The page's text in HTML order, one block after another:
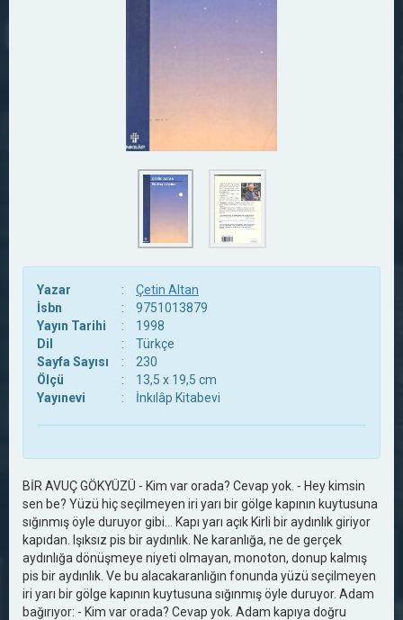
Yazar :
Çetin Altan
İsbn
:
9751013879
Yayın Tarihi
:
1998
Dil
:
Türkçe
Sayfa Sayısı
:
230
Ölçü
:
13,5 x 19,5 cm
Yayınevi
: İnkılâp Kitabevi
BİR AVUÇ GÖKYÜZÜ - Kim var orada? Cevap yok. - Hey kimsin
sen be? Yüzü hiç seçilmeyen iri yarı bir gölge kapının kuytusuna
sığınmış öyle duruyor gibi... Kapı yarı açık Kirli bir aydınlık giriyor
kapıdan. Işıksız pis bir aydınlık. Ne karanlığa, ne de gerçek
aydınlığa dönüşmeye niyeti olmayan, monoton, donup kalmış
pis bir aydınlık. Ve bu alacakaranlığın fonunda yüzü seçilmeyen
iri yarı bir gölge kapının kuytusuna sığınmış öyle duruyor. Adam
bağırıyor: - Kim var orada? Cevap yok. Adam kapıya doğru